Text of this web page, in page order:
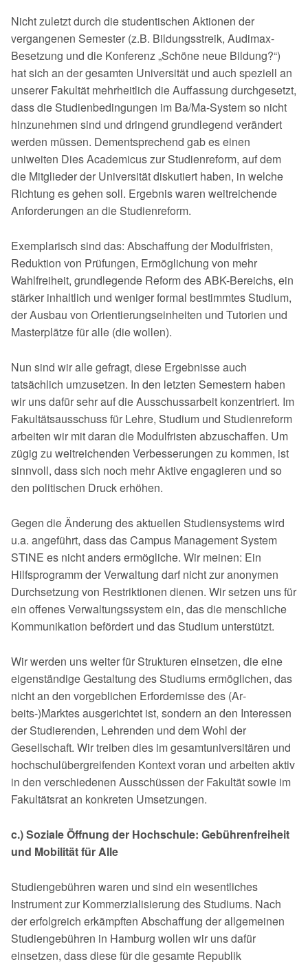
Nicht zuletzt durch die studentischen Aktionen der
vergangenen Semester (z.B. Bildungsstreik, Audimax-
Besetzung und die Konferenz „Schöne neue Bildung?“)
hat sich an der gesamten Universität und auch speziell an
unserer Fakultät mehr­heitlich die Auffassung durchgesetzt,
dass die Studienbedingungen im Ba/Ma­-System so nicht
hinzunehmen sind und dringend grundlegend verändert
werden müssen. Dementsprechend gab es einen
uniweiten Dies Academicus zur Studien­reform, auf dem
die Mitglieder der Universität diskutiert haben, in welche
Rich­tung es gehen soll. Ergebnis waren weitreichende
Anforderungen an die Studien­reform.
Exemplarisch sind das: Abschaffung der Modulfristen,
Reduktion von Prüfungen, Ermöglichung von mehr
Wahlfreiheit, grundlegende Reform des ABK-Bereichs, ein
stärker inhaltlich und weniger formal bestimmtes Studium,
der Ausbau von Orientierungseinheiten und Tutorien und
Masterplätze für alle (die wollen).
Nun sind wir alle gefragt, diese Ergebnisse auch
tatsächlich umzusetzen. In den letzten Semestern haben
wir uns dafür sehr auf die Ausschussarbeit konzentriert. Im
Fakultätsausschuss für Lehre, Studium und Studienreform
arbeiten wir mit daran die Modulfristen abzuschaffen. Um
zügig zu weitreichenden Verbesserun­gen zu kommen, ist
sinnvoll, dass sich noch mehr Aktive engagieren und so
den politischen Druck erhöhen.
Gegen die Änderung des aktuellen Studiensystems wird
u.a. angeführt, dass das Campus Management System
STiNE es nicht anders ermögliche. Wir meinen: Ein
Hilfsprogramm der Verwaltung darf nicht zur anonymen
Durchsetzung von Restriktionen dienen. Wir setzen uns für
ein offenes Verwaltungssystem ein, das die menschliche
Kommunikation befördert und das Studium unterstützt.
Wir werden uns weiter für Strukturen einsetzen, die eine
eigenständige Gestaltung des Studiums ermöglichen, das
nicht an den vorgeblichen Erfordernisse des (Ar­
beits-)Marktes ausgerichtet ist, sondern an den Interessen
der Studierenden, Leh­renden und dem Wohl der
Gesellschaft. Wir treiben dies im gesamtuniversitären und
hochschulübergreifenden Kontext voran und arbeiten aktiv
in den verschiede­nen Ausschüssen der Fakultät sowie im
Fakultätsrat an konkreten Umsetzungen.
c.) Soziale Öffnung der Hochschule: Gebührenfreiheit
und Mobilität für Alle
Studiengebühren waren und sind ein wesentliches
Instrument zur Kommerziali­sierung des Studiums. Nach
der erfolgreich erkämpften Abschaffung der allge­meinen
Studiengebühren in Hamburg wollen wir uns dafür
einsetzen, dass diese für die gesamte Republik